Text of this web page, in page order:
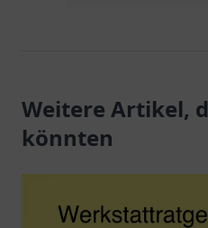
Weitere Artikel,
könnten